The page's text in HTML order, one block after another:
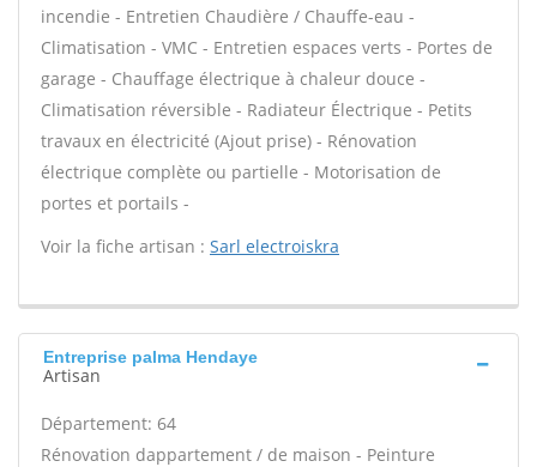
incendie - Entretien Chaudière / Chauffe-eau -
Climatisation - VMC - Entretien espaces verts - Portes de
garage - Chauffage électrique à chaleur douce -
Climatisation réversible - Radiateur Électrique - Petits
travaux en électricité (Ajout prise) - Rénovation
électrique complète ou partielle - Motorisation de
portes et portails -
Voir la fiche artisan : Sarl electroiskra
Entreprise palma Hendaye
Artisan
Département: 64
Rénovation dappartement / de maison - Peinture